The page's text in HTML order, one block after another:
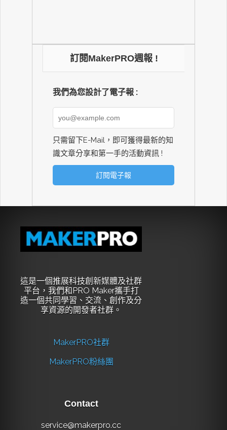
訂閱MakerPRO週報 !
我們為您設計了電子報 :
只需留下E-Mail，即可獲得最新的知
識文章分享和第一手的活動資訊 !
這是一個推展科技創新媒體及社群
平台，我們和PRO Maker攜手打
造一個共同學習、交流、創作及分
享資源的開發者社群。
MakerPRO社群
MakerPRO粉絲團
Contact
service@makerpro.cc